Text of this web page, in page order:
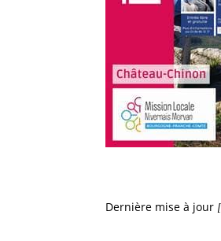
Dernière mise à jour